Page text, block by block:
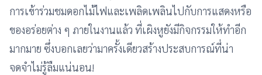
การเข้าร่วมชมดอกไม้ไฟและเพลิดเพลินไปกับการแสดงหรือ
ของอร่อยต่าง ๆ ภายในงานแล้ว ที่เผิงหูยังมีกิจกรรมให้ทำอีก
มากมาย ซึ่งบอกเลยว่ามาครั้งเดียวสร้างประสบการณ์ที่น่า
จดจำไม่รู้ลืมแน่นอน!